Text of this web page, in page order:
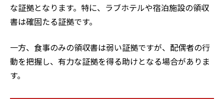
な証拠となります。特に、ラブホテルや宿泊施設の領収
書は確固たる証拠です。
一方、食事のみの領収書は弱い証拠ですが、配偶者の行
動を把握し、有力な証拠を得る助けとなる場合がありま
す。